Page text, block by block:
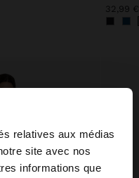
relatives aux médias
site avec nos
informations que
×
States?
32,99 €